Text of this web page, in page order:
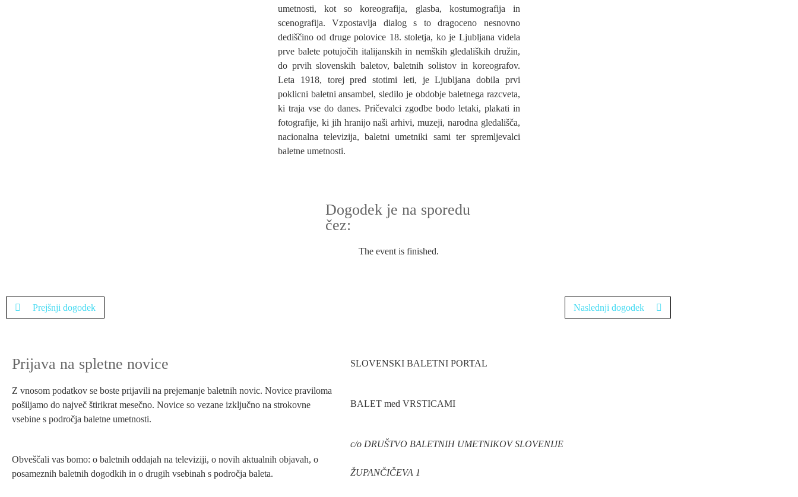
umetnosti, kot so koreografija, glasba, kostumografija in
scenografija. Vzpostavlja dialog s to dragoceno nesnovno
dediščino od druge polovice 18. stoletja, ko je Ljubljana videla
prve balete potujočih italijanskih in nemških gledaliških družin,
do prvih slovenskih baletov, baletnih solistov in koreografov.
Leta 1918, torej pred stotimi leti, je Ljubljana dobila prvi
poklicni baletni ansambel, sledilo je obdobje baletnega razcveta,
ki traja vse do danes. Pričevalci zgodbe bodo letaki, plakati in
fotografije, ki jih hranijo naši arhivi, muzeji, narodna gledališča,
nacionalna televizija, baletni umetniki sami ter spremljevalci
baletne umetnosti.
Dogodek je na sporedu
čez:
The event is finished.
Prejšnji dogodek Naslednji dogodek
Prijava na spletne novice
Z vnosom podatkov se boste prijavili na prejemanje baletnih novic. Novice praviloma
pošiljamo do največ štirikrat mesečno. Novice so vezane izključno na strokovne
vsebine s področja baletne umetnosti.
Obveščali vas bomo: o baletnih oddajah na televiziji, o novih aktualnih objavah, o
posameznih baletnih dogodkih in o drugih vsebinah s področja baleta.
SLOVENSKI BALETNI PORTAL
BALET med VRSTICAMI
c/o DRUŠTVO BALETNIH UMETNIKOV SLOVENIJE
ŽUPANČIČEVA 1